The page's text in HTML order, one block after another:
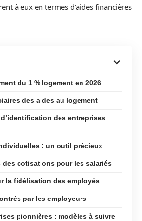
à eux en termes d’aides financières
du 1 % logement en 2026
des aides au logement
des entreprises
: un outil précieux
des cotisations pour les salariés
la fidélisation des employés
par les employeurs
pionnières : modèles à suivre